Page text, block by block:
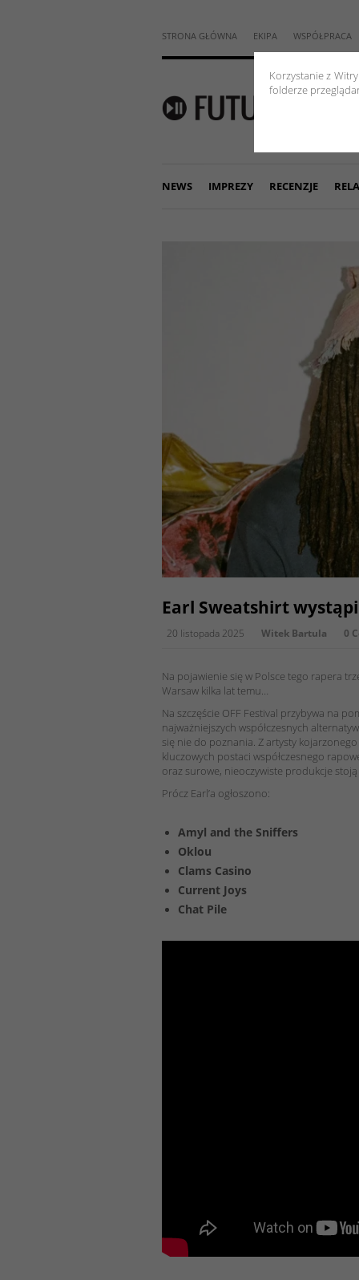
Korzystanie z
folderze
STRONA GŁÓWNA EKIPA WSPÓŁPRACA
NEWS IMPREZY RECENZJE
Earl Sweatshirt
20 listopada 2025 Witek Bartula 0
Na pojawienie się w Polsce tego rapera
Warsaw kilka lat temu…
Na szczęście OFF Festival przybywa na
najważniejszych współczesnych
się nie do poznania. Z artysty
kluczowych postaci współczesnego
oraz surowe, nieoczywiste produkcje
Prócz Earl’a ogłoszono:
Amyl and the Sniffers
Oklou
Clams Casino
Current Joys
Chat Pile